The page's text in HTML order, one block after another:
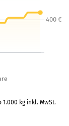
kg inkl. MwSt.